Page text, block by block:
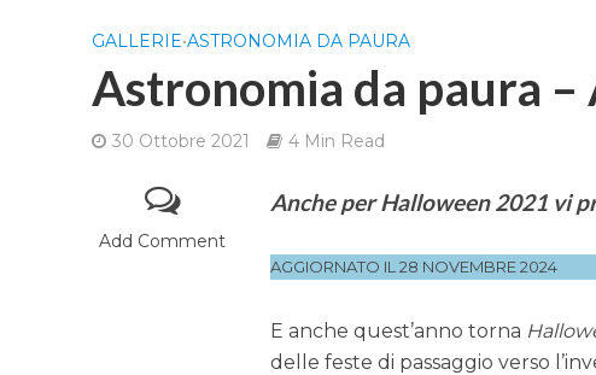
GALLERIE•ASTRONOMIA DA PAURA
Astronomia da paura –
30 Ottobre 2021 4 Min Read
Add Comment
Anche per Halloween 2021 vi
AGGIORNATO IL 28 NOVEMBRE 2024
E anche quest’anno torna
delle feste di passaggio verso